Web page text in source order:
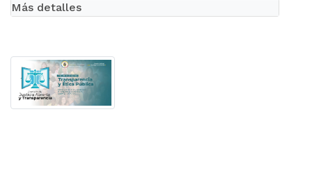
Más detalles